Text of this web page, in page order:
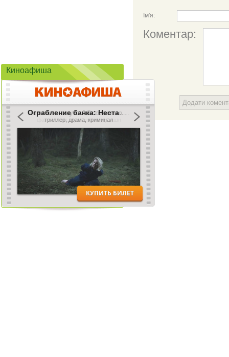
Ім'я:
Коментар:
Додати
Киноафиша